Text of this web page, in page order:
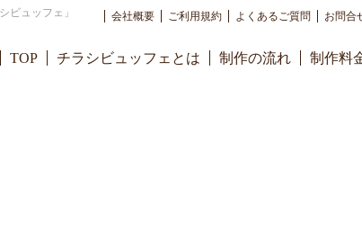
ビュッフェ」
TOP チラシビュッフェとは 制作の流れ 制作料
会社概要 ご利用規約 よくあるご質問 お問合